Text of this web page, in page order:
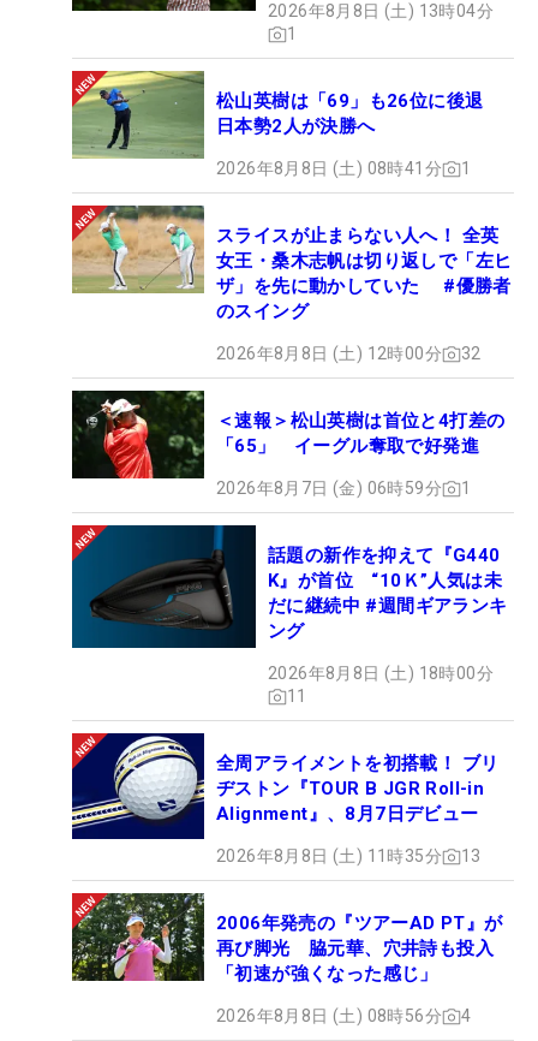
2026年8月8日 (土) 13時04分
1
松山英樹は「69」も26位に後退
日本勢2人が決勝へ
2026年8月8日 (土) 08時41分 1
スライスが止まらない人へ！ 全英
女王・桑木志帆は切り返しで「左ヒ
ザ」を先に動かしていた #優勝者
のスイング
2026年8月8日 (土) 12時00分 32
＜速報＞松山英樹は首位と4打差の
「65」 イーグル奪取で好発進
2026年8月7日 (金) 06時59分 1
話題の新作を抑えて『G440
K』が首位 “10Ｋ”人気は未
だに継続中 #週間ギアランキ
ング
2026年8月8日 (土) 18時00分
11
全周アライメントを初搭載！ ブリ
ヂストン『TOUR B JGR Roll-in
Alignment』、8月7日デビュー
2026年8月8日 (土) 11時35分 13
2006年発売の『ツアーAD PT』が
再び脚光 脇元華、穴井詩も投入
「初速が強くなった感じ」
2026年8月8日 (土) 08時56分 4